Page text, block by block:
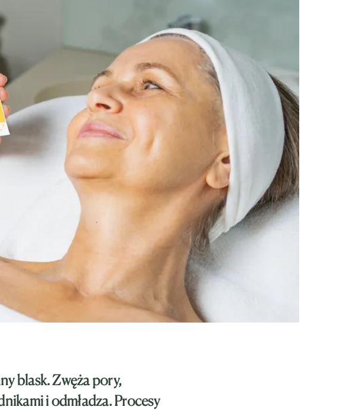
blask. Zwęża pory,
i odmładza. Procesy